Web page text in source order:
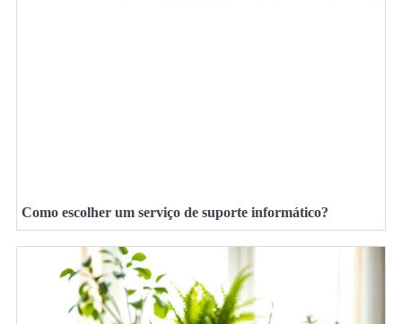
Como escolher um serviço de suporte informático?